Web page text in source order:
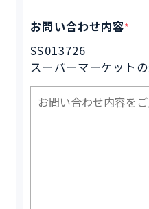
お問い合わせ内容*
SS013726
スーパーマーケット